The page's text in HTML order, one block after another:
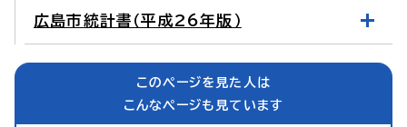
広島市統計書（平成26年版）
このページを見た人は
こんなページも見ています